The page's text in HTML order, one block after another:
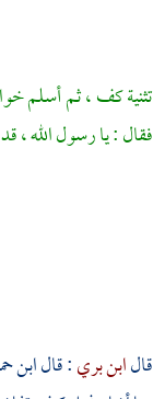
تثنية كف ، ثم أسلم
فقال : يا رسول الله ،
قالابن بري: قالابن